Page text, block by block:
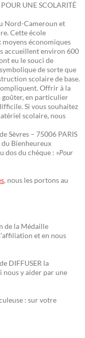
UNE SCOLARITÉ
Nord-Cameroun et
Cette école
économiques
accueillent environ 600
eu le souci de
de sorte que
scolaire de base.
Offrir à la
goûter, en particulier
Si vous souhaitez
scolaire, nous
Sèvres – 75006 PARIS
Bienheureux
dos du chèque : »Pour
, nous les portons au
de la Médaille
et en nous
DIFFUSER la
nous y aider par une
: sur votre